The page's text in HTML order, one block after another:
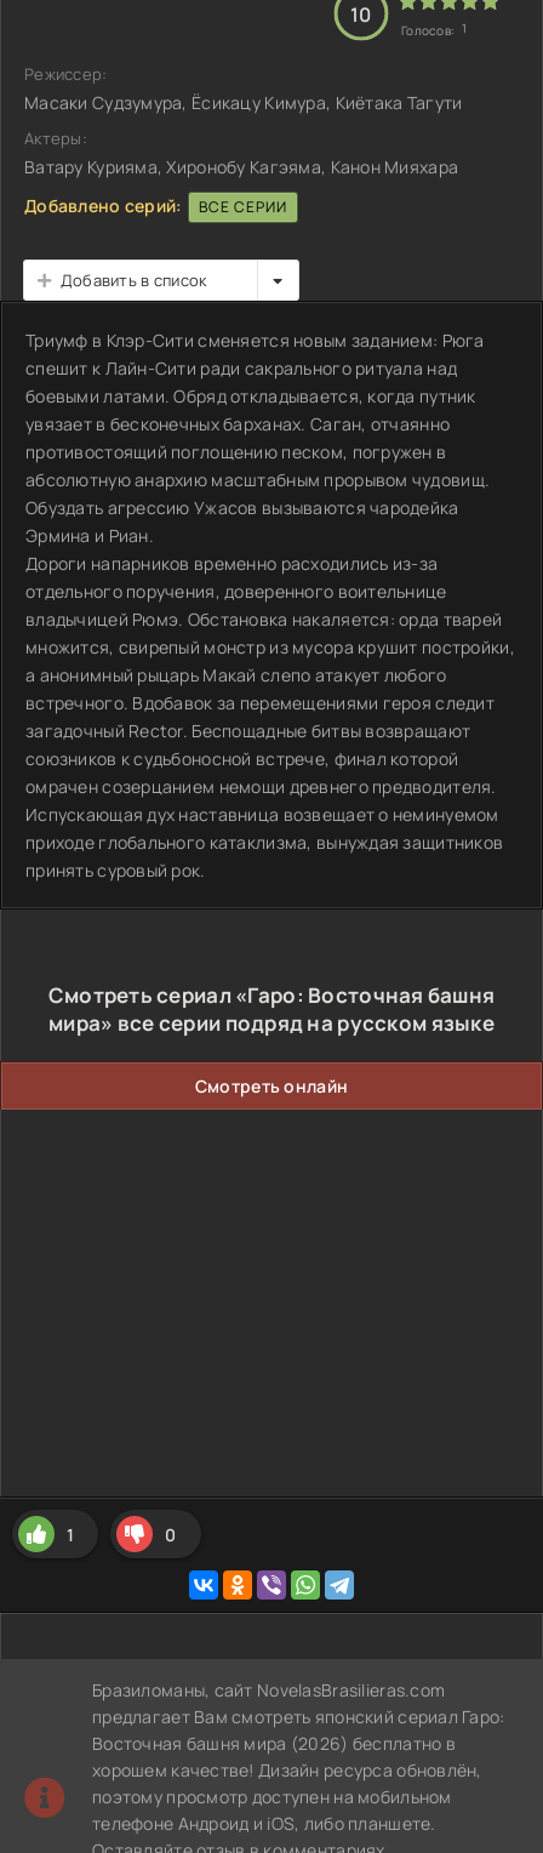
10
Голосов: 1
Режиссер:
Масаки Судзумура, Ёсикацу Кимура, Киётака Тагути
Актеры:
Ватару Курияма, Хиронобу Кагэяма, Канон Мияхара
Добавлено серий:
ВСЕ СЕРИИ
Добавить в список
Триумф в Клэр-Сити сменяется новым заданием: Рюга
спешит к Лайн-Сити ради сакрального ритуала над
боевыми латами. Обряд откладывается, когда путник
увязает в бесконечных барханах. Саган, отчаянно
противостоящий поглощению песком, погружен в
абсолютную анархию масштабным прорывом чудовищ.
Обуздать агрессию Ужасов вызываются чародейка
Эрмина и Риан.
Дороги напарников временно расходились из-за
отдельного поручения, доверенного воительнице
владычицей Рюмэ. Обстановка накаляется: орда тварей
множится, свирепый монстр из мусора крушит постройки,
а анонимный рыцарь Макай слепо атакует любого
встречного. Вдобавок за перемещениями героя следит
загадочный Rector. Беспощадные битвы возвращают
союзников к судьбоносной встрече, финал которой
омрачен созерцанием немощи древнего предводителя.
Испускающая дух наставница возвещает о неминуемом
приходе глобального катаклизма, вынуждая защитников
принять суровый рок.
Смотреть сериал «Гаро: Восточная башня
мира» все серии подряд на русском языке
Смотреть онлайн
1 0
Бразиломаны, сайт NovelasBrasilieras.com
предлагает Вам смотреть японский сериал Гаро:
Восточная башня мира (2026) бесплатно в
хорошем качестве! Дизайн ресурса обновлён,
поэтому просмотр доступен на мобильном
телефоне Андроид и iOS, либо планшете.